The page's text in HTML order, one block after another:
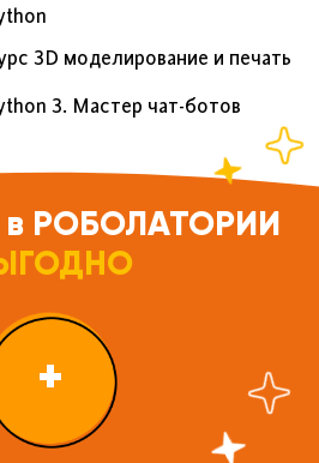
3D моделирование и печать
3. Мастер чат-ботов
в РОБОЛАТОРИИ
+